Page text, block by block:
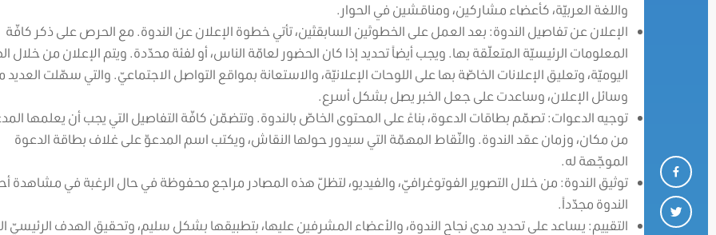
واللغة العربيّة، كأعضاء مشاركين، ومناقشين في الحوار.
الإعلان عن تفاصيل الندوة: بعد العمل على الخطوتَين السابقتَين، تأتي خطوة الإعلان عن الندوة. مع الحرص على ذكر كافّة
المعلومات الرئيسيّة المتعلّقة بها. ويجب أيضاً تحديد إذا كان الحضور لعامّة الناس، أو لفئة محدّدة. ويتم الإعلان من خلال
اليوميّة، وتعليق الإعلانات الخاصّة بها على اللوحات الإعلانيّة، والاستعانة بمواقع التواصل الاجتماعيّ. والتي سهّلت العديد
وسائل الإعلان، وساعدت على جعل الخبر يصل بشكل أسرع.
توجيه الدعوات: تصمّم بطاقات الدعوة، بناءً على المحتوى الخاصّ بالندوة. وتتضمّن كافّة التفاصيل التي يجب أن يعلمها
من مكان، وزمان عقد الندوة. والنّقاط المهمّة التي سيدور حولها النقاش، ويكتب اسم المدعوّ على غلاف بطاقة الدعوة
الموجّهة له.
توثيق الندوة: من خلال التصوير الفوتوغرافيّ، والفيديو، لتظلّ هذه المصادر مراجع محفوظة في حال الرغبة في مشاهدة
الندوة مجدّداً.
التقييم: يساعد على تحديد مدى نجاح الندوة، والأعضاء المشرفين عليها، بتطبيقها بشكل سليم، وتحقيق الهدف الرئيسيّ